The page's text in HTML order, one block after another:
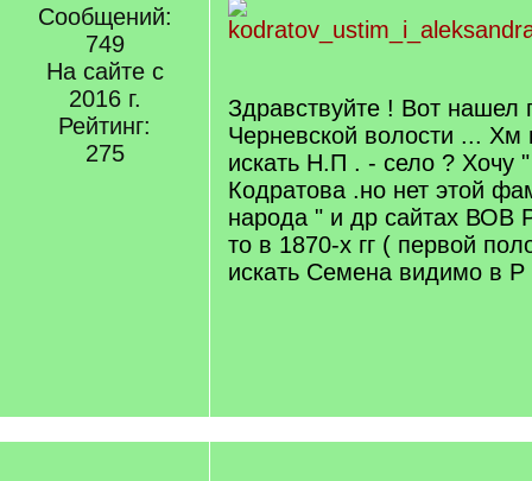
Сообщений:
749
На сайте с
2016 г.
Рейтинг:
275
Здравствуйте ! Вот нашел
Черневской волости ... Хм
искать Н.П . - село ? Хочу
Кодратова .но нет этой
народа " и др сайтах ВОВ
то в 1870-х гг ( первой
искать Семена видимо в